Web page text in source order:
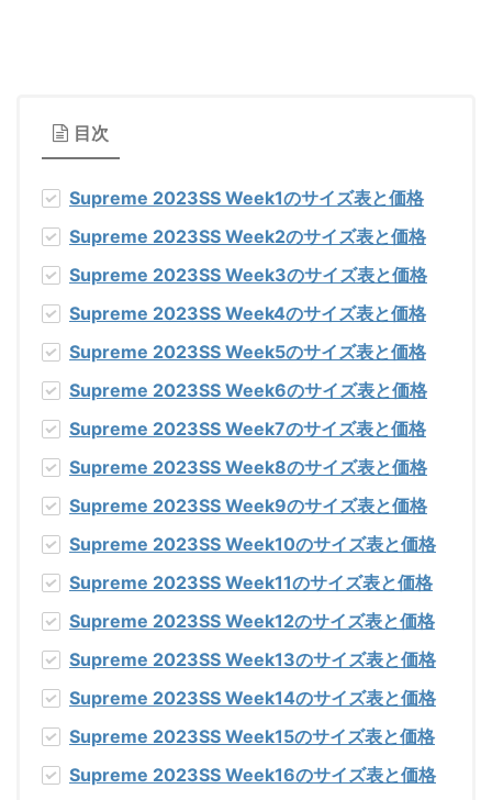
目次
Supreme 2023SS Week1のサイズ表と価格
Supreme 2023SS Week2のサイズ表と価格
Supreme 2023SS Week3のサイズ表と価格
Supreme 2023SS Week4のサイズ表と価格
Supreme 2023SS Week5のサイズ表と価格
Supreme 2023SS Week6のサイズ表と価格
Supreme 2023SS Week7のサイズ表と価格
Supreme 2023SS Week8のサイズ表と価格
Supreme 2023SS Week9のサイズ表と価格
Supreme 2023SS Week10のサイズ表と価格
Supreme 2023SS Week11のサイズ表と価格
Supreme 2023SS Week12のサイズ表と価格
Supreme 2023SS Week13のサイズ表と価格
Supreme 2023SS Week14のサイズ表と価格
Supreme 2023SS Week15のサイズ表と価格
Supreme 2023SS Week16のサイズ表と価格